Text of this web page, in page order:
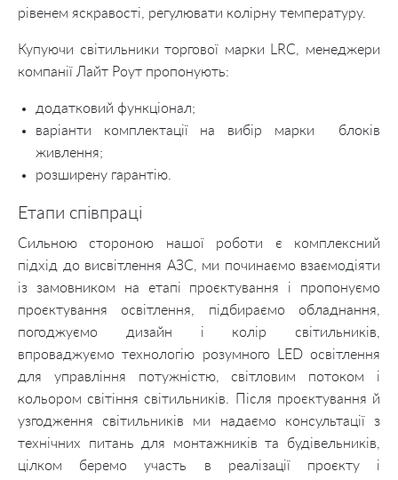
рівенем яскравості, регулювати колірну температуру.
Купуючи світильники торгової марки LRC, менеджери
компанії Лайт Роут пропонують:
додатковий функціонал;
варіанти комплектації на вибір марки блоків
живлення;
розширену гарантію.
Етапи співпраці
Сильною стороною нашої роботи є комплексний
підхід до висвітлення АЗС, ми починаємо взаємодіяти
із замовником на етапі проєктування і пропонуємо
проєктування освітлення, підбираємо обладнання,
погоджуємо дизайн і колір світильників,
впроваджуємо технологію розумного LED освітлення
для управління потужністю, світловим потоком і
кольором світіння світильників. Після проєктування й
узгодження світильників ми надаємо консультації з
технічних питань для монтажників та будівельників,
цілком беремо участь в реалізації проєкту і